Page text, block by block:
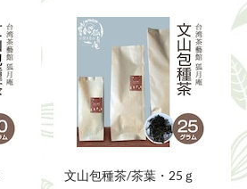
文山包種茶/茶葉・25ｇ